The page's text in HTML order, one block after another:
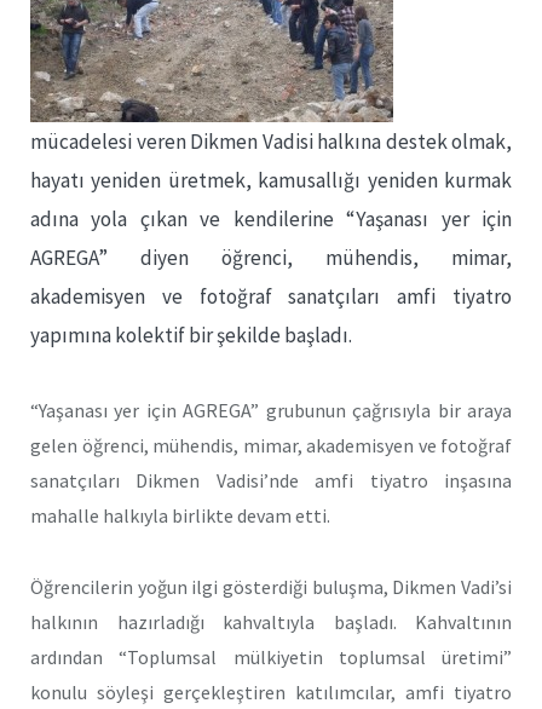
mücadelesi veren Dikmen Vadisi halkına destek olmak,
hayatı yeniden üretmek, kamusallığı yeniden kurmak
adına yola çıkan ve kendilerine “Yaşanası yer için
AGREGA” diyen öğrenci, mühendis, mimar,
akademisyen ve fotoğraf sanatçıları amfi tiyatro
yapımına kolektif bir şekilde başladı.
“Yaşanası yer için AGREGA” grubunun çağrısıyla bir araya
gelen öğrenci, mühendis, mimar, akademisyen ve fotoğraf
sanatçıları Dikmen Vadisi’nde amfi tiyatro inşasına
mahalle halkıyla birlikte devam etti.
Öğrencilerin yoğun ilgi gösterdiği buluşma, Dikmen Vadi’si
halkının hazırladığı kahvaltıyla başladı. Kahvaltının
ardından “Toplumsal mülkiyetin toplumsal üretimi”
konulu söyleşi gerçekleştiren katılımcılar, amfi tiyatro